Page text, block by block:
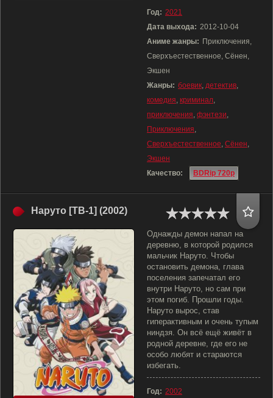
Год: 2021
Дата выхода: 2012-10-04
Аниме жанры: Приключения,
Сверхъестественное, Сёнен,
Экшен
Жанры: боевик, детектив,
комедия, криминал,
приключения, фэнтези,
Приключения,
Сверхъестественное, Сёнен,
Экшен
Качество:
BDRip 720p
Наруто [ТВ-1] (2002)
Однажды демон напал на
деревню, в которой родился
мальчик Наруто. Чтобы
остановить демона, глава
поселения запечатал его
внутри Наруто, но сам при
этом погиб. Прошли годы.
Наруто вырос, став
гиперактивным и очень тупым
ниндзя. Он всё ещё живёт в
родной деревне, где его не
особо любят и стараются
избегать.
Год: 2002